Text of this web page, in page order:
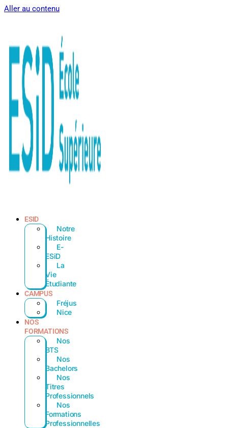
Aller au contenu
ESID
Notre
Histoire
E-
ESiD
La
Vie
Étudiante
CAMPUS
Fréjus
Nice
NOS
FORMATIONS
Nos
BTS
Nos
Bachelors
Nos
Titres
Professionnels
Nos
Formations
Professionnelles